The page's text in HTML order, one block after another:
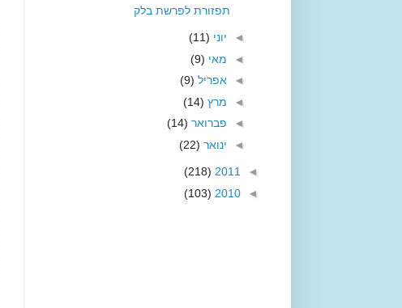
תפזורת לפרשת בלק
◄ יוני (11)
◄ מאי (9)
◄ אפריל (9)
◄ מרץ (14)
◄ פברואר (14)
◄ ינואר (22)
◄
2011
(218)
◄
2010
(103)